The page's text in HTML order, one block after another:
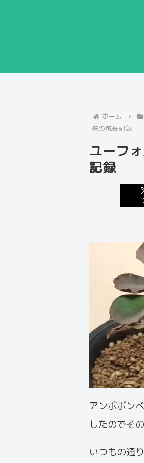
ホーム
株の成長記録
ユーフ
記録
アンボボン
したのでそ
いつもの通